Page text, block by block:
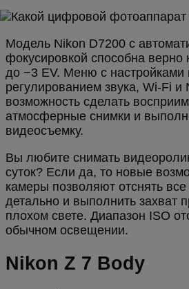
Модель Nikon D7200 с
фокусировкой способна верно
до −3 EV. Меню с настройками
регулированием звука, Wi-Fi и
возможность сделать
атмосферные снимки и
видеосъемку.
Вы любите снимать
суток? Если да, то новые
камеры позволяют отснять все
детально и выполнить захват
плохом свете. Диапазон ISO
обычном освещении.
Nikon Z 7 Body